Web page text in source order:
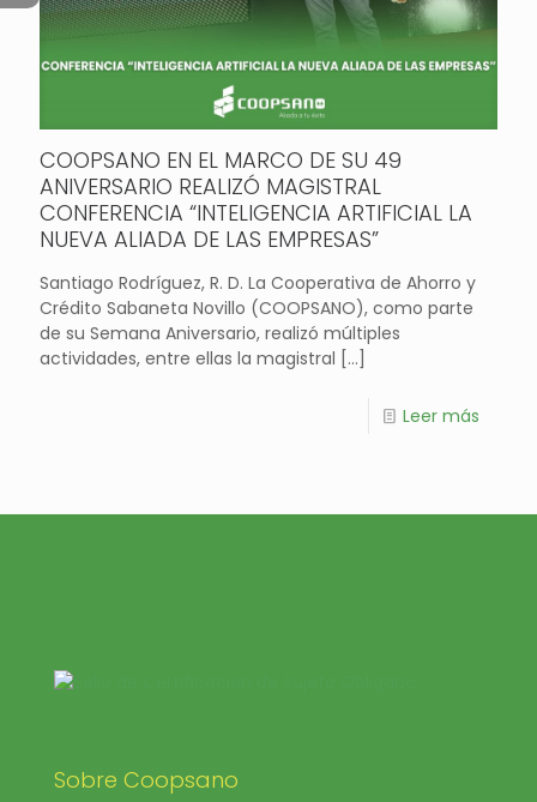
COOPSANO EN EL MARCO DE SU 49
ANIVERSARIO REALIZÓ MAGISTRAL
CONFERENCIA “INTELIGENCIA ARTIFICIAL LA
NUEVA ALIADA DE LAS EMPRESAS”
Santiago Rodríguez, R. D. La Cooperativa de Ahorro y
Crédito Sabaneta Novillo (COOPSANO), como parte
de su Semana Aniversario, realizó múltiples
actividades, entre ellas la magistral […]
Leer más
Sobre Coopsano